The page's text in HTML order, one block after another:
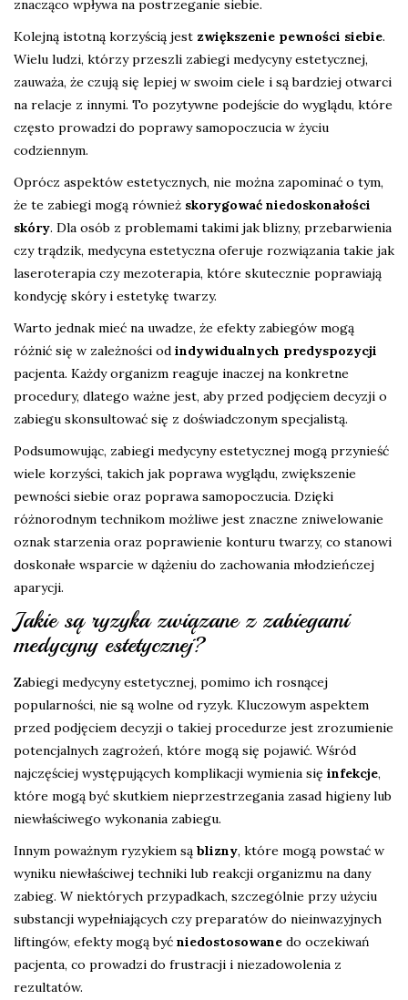
znacząco wpływa na postrzeganie siebie.
Kolejną istotną korzyścią jest zwiększenie pewności siebie.
Wielu ludzi, którzy przeszli zabiegi medycyny estetycznej,
zauważa, że czują się lepiej w swoim ciele i są bardziej otwarci
na relacje z innymi. To pozytywne podejście do wyglądu, które
często prowadzi do poprawy samopoczucia w życiu
codziennym.
Oprócz aspektów estetycznych, nie można zapominać o tym,
że te zabiegi mogą również skorygować niedoskonałości
skóry. Dla osób z problemami takimi jak blizny, przebarwienia
czy trądzik, medycyna estetyczna oferuje rozwiązania takie jak
laseroterapia czy mezoterapia, które skutecznie poprawiają
kondycję skóry i estetykę twarzy.
Warto jednak mieć na uwadze, że efekty zabiegów mogą
różnić się w zależności od indywidualnych predyspozycji
pacjenta. Każdy organizm reaguje inaczej na konkretne
procedury, dlatego ważne jest, aby przed podjęciem decyzji o
zabiegu skonsultować się z doświadczonym specjalistą.
Podsumowując, zabiegi medycyny estetycznej mogą przynieść
wiele korzyści, takich jak poprawa wyglądu, zwiększenie
pewności siebie oraz poprawa samopoczucia. Dzięki
różnorodnym technikom możliwe jest znaczne zniwelowanie
oznak starzenia oraz poprawienie konturu twarzy, co stanowi
doskonałe wsparcie w dążeniu do zachowania młodzieńczej
aparycji.
Jakie są ryzyka związane z zabiegami
medycyny estetycznej?
Zabiegi medycyny estetycznej, pomimo ich rosnącej
popularności, nie są wolne od ryzyk. Kluczowym aspektem
przed podjęciem decyzji o takiej procedurze jest zrozumienie
potencjalnych zagrożeń, które mogą się pojawić. Wśród
najczęściej występujących komplikacji wymienia się infekcje,
które mogą być skutkiem nieprzestrzegania zasad higieny lub
niewłaściwego wykonania zabiegu.
Innym poważnym ryzykiem są blizny, które mogą powstać w
wyniku niewłaściwej techniki lub reakcji organizmu na dany
zabieg. W niektórych przypadkach, szczególnie przy użyciu
substancji wypełniających czy preparatów do nieinwazyjnych
liftingów, efekty mogą być niedostosowane do oczekiwań
pacjenta, co prowadzi do frustracji i niezadowolenia z
rezultatów.